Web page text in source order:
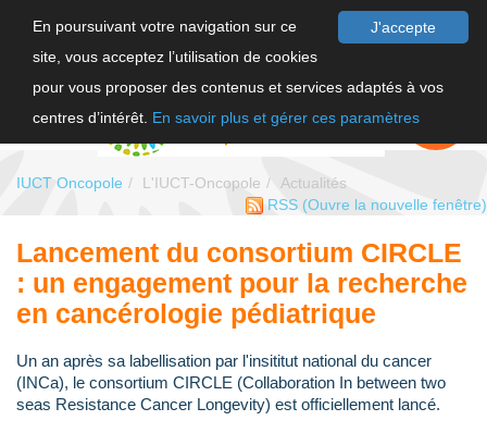
J'accepte
En poursuivant votre navigation sur ce
site, vous acceptez l’utilisation de cookies
pour vous proposer des contenus et services adaptés à vos
centres d’intérêt. En savoir plus et gérer ces paramètres
FAIRE UN
DON
IUCT Oncopole L'IUCT-Oncopole
Actualités
RSS (Ouvre la nouvelle fenêtre)
Lancement du consortium CIRCLE
: un engagement pour la recherche
en cancérologie pédiatrique
Un an après sa labellisation par l'insititut national du cancer
(INCa), le consortium CIRCLE (Collaboration In between two
seas Resistance Cancer Longevity) est officiellement lancé.